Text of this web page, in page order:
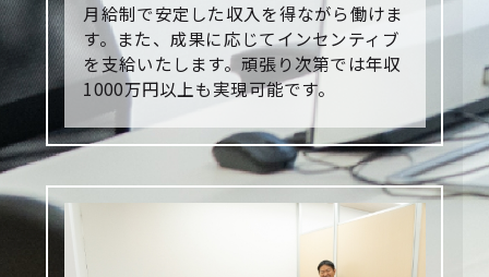
月給制で安定した収入を得ながら働けま
す。また、成果に応じてインセンティブ
を支給いたします。頑張り次第では年収
1000万円以上も実現可能です。